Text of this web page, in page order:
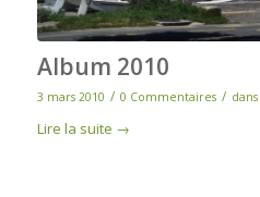
Album 2010
3 mars 2010 / 0 Commentaires / dans
Lire la suite →